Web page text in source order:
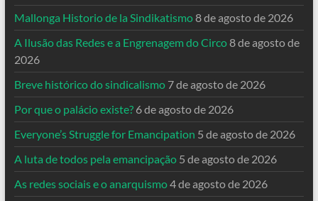
Mallonga Historio de la Sindikatismo8 de agosto de 2026
A Ilusão das Redes e a Engrenagem do Circo8 de agosto de
2026
Breve histórico do sindicalismo 7 de agosto de 2026
Por que o palácio existe? 6 de agosto de 2026
Everyone’s Struggle for Emancipation 5 de agosto de 2026
A luta de todos pela emancipação 5 de agosto de 2026
As redes sociais e o anarquismo4 de agosto de 2026